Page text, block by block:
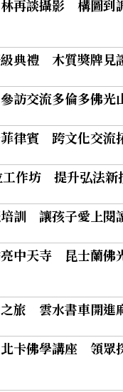
再談攝影 構圖到
典禮 木質獎牌見
訪交流多倫多佛光
律賓 跨文化交流
作坊 提升弘法新
訓 讓孩子愛上閱
中天寺 昆士蘭佛
旅 雲水書車開進
卡佛學講座 領眾